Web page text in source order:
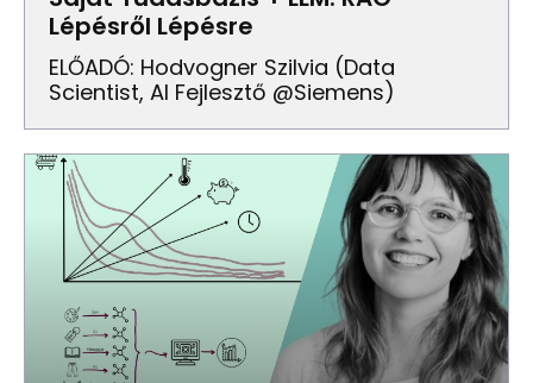
Lépésről Lépésre
ELŐADÓ: Hodvogner Szilvia (Data
Scientist, AI Fejlesztő @Siemens)